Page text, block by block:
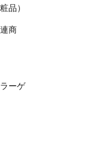
品）
商
ーゲ